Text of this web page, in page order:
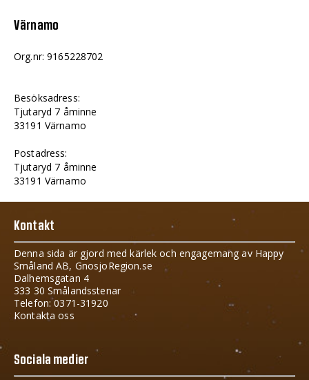
Värnamo
Org.nr: 9165228702
Besöksadress:
Tjutaryd 7 åminne
33191 Värnamo
Postadress:
Tjutaryd 7 åminne
33191 Värnamo
Kontakt
Denna sida är gjord med kärlek och engagemang av Happy
Småland AB, GnosjoRegion.se
Dalhemsgatan 4
333 30 Smålandsstenar
Telefon: 0371-31920
Kontakta oss
Sociala medier